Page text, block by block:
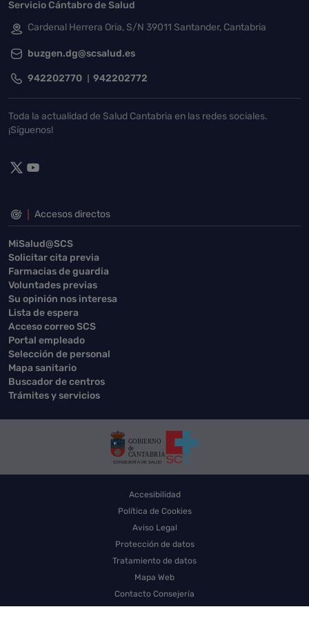
Servicio Cántabro de Salud
Cardenal Herrera Oria, S/N 39011 Santander, Cantabria
buzgen.dg@scsalud.es
942202770 942202772
Toda la actualidad de Salud Cantabria en las redes sociales.
¡Síguenos!
Accesos directos
MiSalud@SCS
Solicitar cita previa
Farmacias de guardia
Voluntades previas
Su opinión nos interesa
Lista de espera
Acceso correo SCS
Portal empleado
Selección de personal
Mapa sanitario
Buscador de centros
Trámites y servicios
Accesibilidad
Política de Cookies
Aviso Legal
Protección de datos
Tratamiento de datos
Mapa Web
Contacto Consejería